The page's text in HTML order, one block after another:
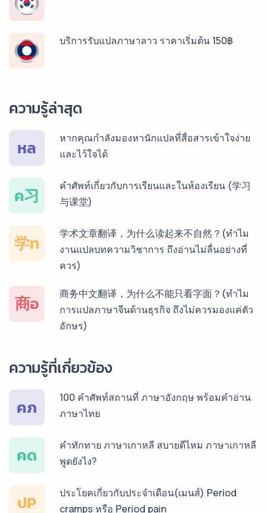
บริการรับแปลภาษาลาว ราคาเริ่มต้น 150฿
บริการรับแปลภาษากัมพูชา ราคาเริ่มต้น 150฿
บริการรับแปลภาษาเวียดนาม ราคาเริ่มต้น 150฿
บริการรับแปลภาษาฝรั่งเศส ราคาเริ่มต้น 150฿
บริการรับแปลภาษาเยอรมัน ราคาเริ่มต้น 150฿
บริการรับแปลภาษารัสเซีย ราคาเริ่มต้น 150฿
ความรู้ล่าสุด
หล
หากคุณกำลังมองหานักแปลที่สื่อสารเข้าใจง่าย
และไว้ใจได้
ค习
คำศัพท์เกี่ยวกับการเรียนและในห้องเรียน (学习
与课堂)
学ท
学术文章翻译，为什么读起来不自然？(ทำไม
งานแปลบทความวิชาการ ถึงอ่านไม่ลื่นอย่างที่
ควร)
商อ
商务中文翻译，为什么不能只看字面？(ทำไม
การแปลภาษาจีนด้านธุรกิจ ถึงไม่ควรมองแค่ตัว
อักษร)
ความรู้ที่เกี่ยวข้อง
คภ
100 คำศัพท์สถานที่ ภาษาอังกฤษ พร้อมคำอ่าน
ภาษาไทย
คด
คำทักทาย ภาษาเกาหลี สบายดีไหม ภาษาเกาหลี
พูดยังไง?
ปP
ประโยคเกี่ยวกับประจำเดือน(เมนส์) Period
cramps หรือ Period pain